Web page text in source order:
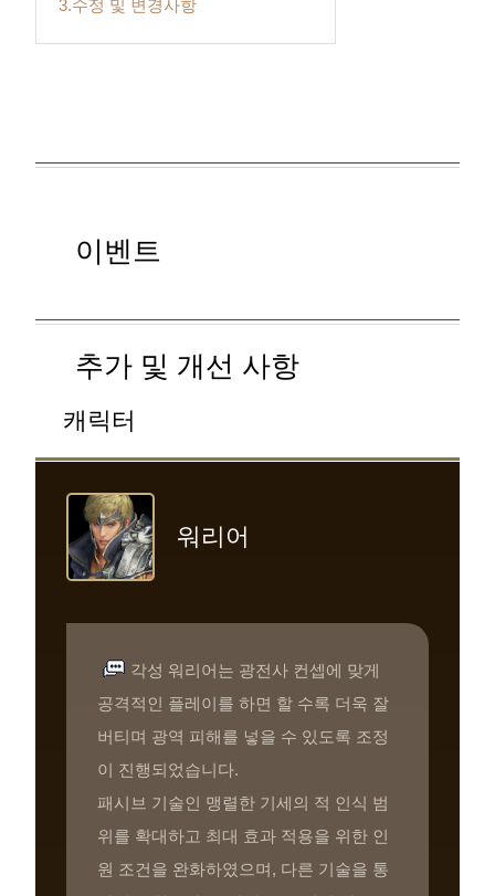
3.수정 및 변경사항
이벤트
추가 및 개선 사항
캐릭터
워리어
각성 워리어는 광전사 컨셉에 맞게
공격적인 플레이를 하면 할 수록 더욱 잘
버티며 광역 피해를 넣을 수 있도록 조정
이 진행되었습니다.
패시브 기술인 맹렬한 기세의 적 인식 범
위를 확대하고 최대 효과 적용을 위한 인
원 조건을 완화하였으며, 다른 기술을 통